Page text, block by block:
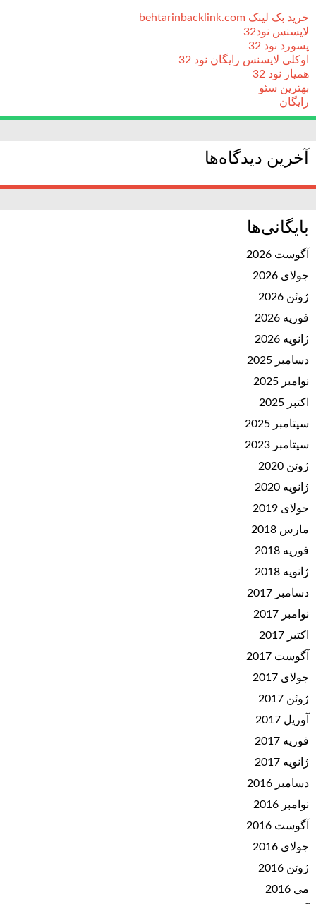
خرید بک لینک behtarinbacklink.com
لایسنس نود32
پسورد نود 32
اوکلی لایسنس رایگان نود 32
همیار نود 32
بهترین سئو
رایگان
آخرین دیدگاه‌ها
بایگانی‌ها
آگوست 2026
جولای 2026
ژوئن 2026
فوریه 2026
ژانویه 2026
دسامبر 2025
نوامبر 2025
اکتبر 2025
سپتامبر 2025
سپتامبر 2023
ژوئن 2020
ژانویه 2020
جولای 2019
مارس 2018
فوریه 2018
ژانویه 2018
دسامبر 2017
نوامبر 2017
اکتبر 2017
آگوست 2017
جولای 2017
ژوئن 2017
آوریل 2017
فوریه 2017
ژانویه 2017
دسامبر 2016
نوامبر 2016
آگوست 2016
جولای 2016
ژوئن 2016
می 2016